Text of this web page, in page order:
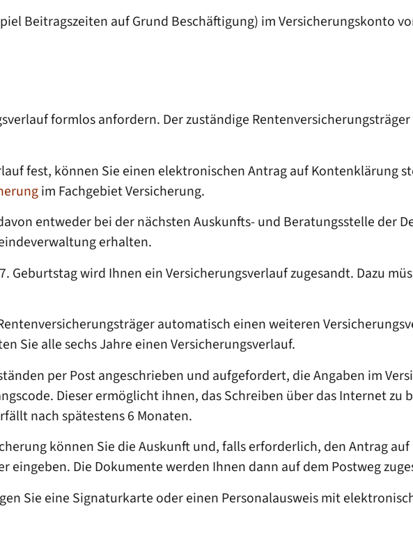
Beitragszeiten auf Grund Beschäftigung) im Versicherungskonto
formlos anfordern. Der zuständige
fest, können Sie einen elektronischen Antrag auf Kontenklärung
im Fachgebiet Versicherung.
entweder bei der nächsten Auskunfts- und Beratungsstelle der
erhalten.
Geburtstagwird Ihnen ein Versicherungsverlauf zugesandt. Dazu
automatisch einen weiteren
Sie alle sechs Jahre einen Versicherungsverlauf.
per Post angeschrieben und aufgefordert, die Angaben im
Dieser ermöglicht ihnen, das Schreiben über das Internet zu
nach spätestens 6 Monaten.
können Sie die Auskunft und, falls erforderlich, den Antrag
eingeben. Die Dokumente werden Ihnen dann auf dem Postweg
Sie eine Signaturkarte oder einen Personalausweis mit